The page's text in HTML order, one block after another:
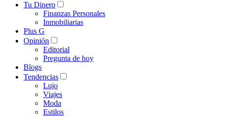
Tu Dinero
Finanzas Personales
Inmobiliarias
Plus G
Opinión
Editorial
Pregunta de hoy
Blogs
Tendencias
Lujo
Viajes
Moda
Estilos